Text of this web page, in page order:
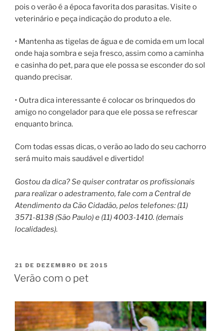
pois o verão é a época favorita dos parasitas. Visite o
veterinário e peça indicação do produto a ele.
• Mantenha as tigelas de água e de comida em um local
onde haja sombra e seja fresco, assim como a caminha
e casinha do pet, para que ele possa se esconder do sol
quando precisar.
• Outra dica interessante é colocar os brinquedos do
amigo no congelador para que ele possa se refrescar
enquanto brinca.
Com todas essas dicas, o verão ao lado do seu cachorro
será muito mais saudável e divertido!
Gostou da dica? Se quiser contratar os profissionais
para realizar o adestramento, fale com a Central de
Atendimento da Cão Cidadão, pelos telefones: (11)
3571-8138 (São Paulo) e (11) 4003-1410. (demais
localidades).
21 DE DEZEMBRO DE 2015
Verão com o pet